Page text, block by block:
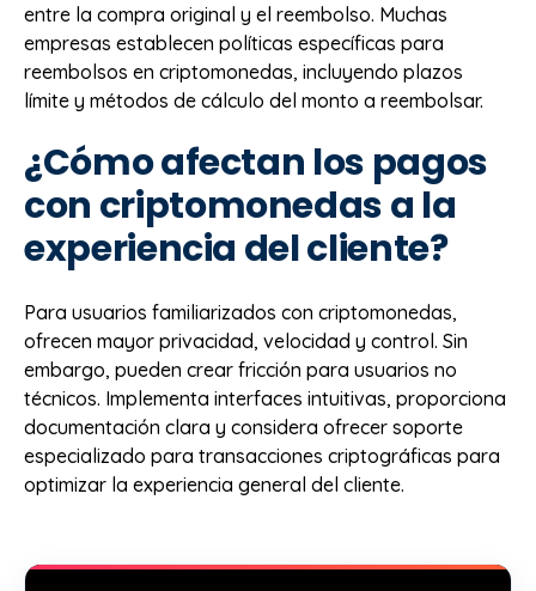
entre la compra original y el reembolso. Muchas
empresas establecen políticas específicas para
reembolsos en criptomonedas, incluyendo plazos
límite y métodos de cálculo del monto a reembolsar.
¿Cómo afectan los pagos
con criptomonedas a la
experiencia del cliente?
Para usuarios familiarizados con criptomonedas,
ofrecen mayor privacidad, velocidad y control. Sin
embargo, pueden crear fricción para usuarios no
técnicos. Implementa interfaces intuitivas, proporciona
documentación clara y considera ofrecer soporte
especializado para transacciones criptográficas para
optimizar la experiencia general del cliente.